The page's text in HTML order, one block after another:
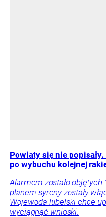
Powiaty się nie
po wybuchu kolejnej
Alarmem zostało objętych
planem syreny zostały
Wojewoda lubelski chce
wyciągnąć wnioski.